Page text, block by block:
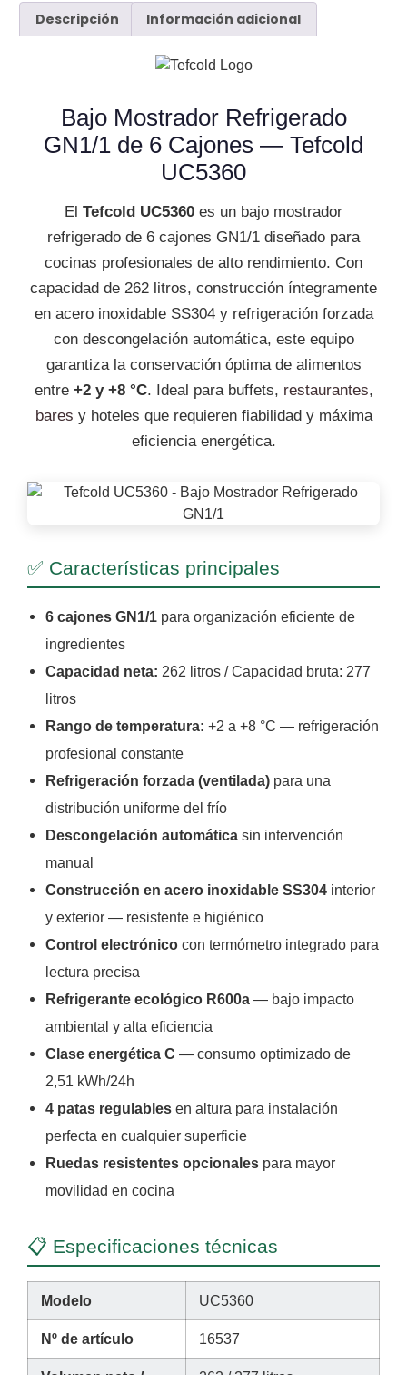
Descripción Información adicional
Bajo Mostrador Refrigerado
GN1/1 de 6 Cajones — Tefcold
UC5360
El Tefcold UC5360 es un bajo mostrador
refrigerado de 6 cajones GN1/1 diseñado para
cocinas profesionales de alto rendimiento. Con
capacidad de 262 litros, construcción íntegramente
en acero inoxidable SS304 y refrigeración forzada
con descongelación automática, este equipo
garantiza la conservación óptima de alimentos
entre +2 y +8 °C. Ideal para buffets, restaurantes,
bares y hoteles que requieren fiabilidad y máxima
eficiencia energética.
✅ Características principales
6 cajones GN1/1 para organización eficiente de
ingredientes
Capacidad neta: 262 litros / Capacidad bruta: 277
litros
Rango de temperatura: +2 a +8 °C — refrigeración
profesional constante
Refrigeración forzada (ventilada) para una
distribución uniforme del frío
Descongelación automática sin intervención
manual
Construcción en acero inoxidable SS304 interior
y exterior — resistente e higiénico
Control electrónico con termómetro integrado para
lectura precisa
Refrigerante ecológico R600a — bajo impacto
ambiental y alta eficiencia
Clase energética C — consumo optimizado de
2,51 kWh/24h
4 patas regulables en altura para instalación
perfecta en cualquier superficie
Ruedas resistentes opcionales para mayor
movilidad en cocina
📋 Especificaciones técnicas
Modelo UC5360
Nº de artículo 16537